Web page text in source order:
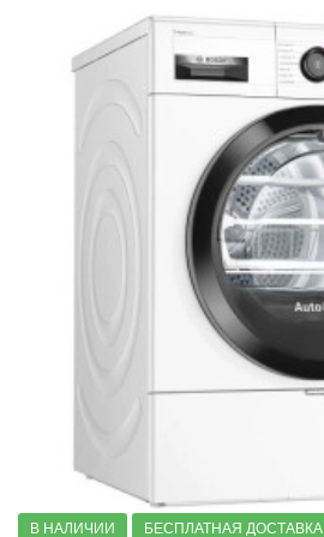
В НАЛИЧИИ БЕСПЛАТНАЯ ДОСТАВКА